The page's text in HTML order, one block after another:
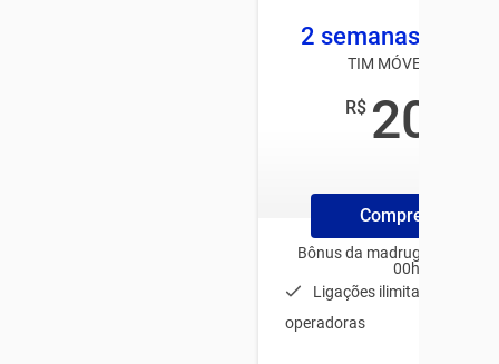
2 semanas 2 GB
TIM MÓVEL PRÉ-
R$ 20
Compre ChipTim
Bônus da madrugada para
00h e 06h
Ligações ilimitadas para
operadoras